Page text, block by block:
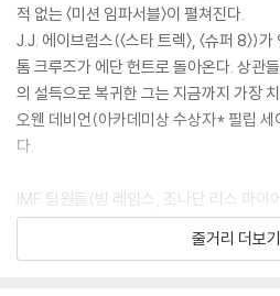
적 없는 〈미션 임파서블〉이 펼쳐진다.
J.J. 에이브럼스(〈스타 트렉〉, 〈슈퍼 8〉)
톰 크루즈가 에단 헌트로 돌아온다. 상관
의 설득으로 복귀한 그는 지금까지 가장
오웬 데비언(아카데미상 수상자* 필립
다.
IMF 팀원들(빙 레임스, 조나단 리스 마이
에단은 로마에서 상하이에 이르는 전 세계
납치된 요원(케리 러셀)을 구출하고, 데
줄거리 더보기